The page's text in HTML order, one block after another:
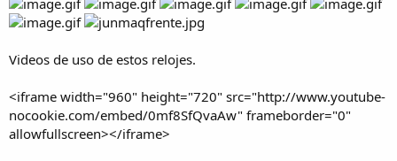
Videos de uso de estos relojes.
<iframe width="960" height="720" src="http://www.youtube-
nocookie.com/embed/0mf8SfQvaAw" frameborder="0"
allowfullscreen></iframe>